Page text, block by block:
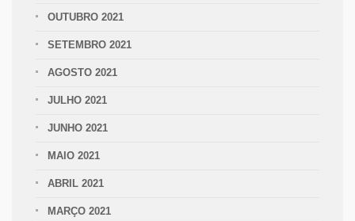
OUTUBRO 2021
SETEMBRO 2021
AGOSTO 2021
JULHO 2021
JUNHO 2021
MAIO 2021
ABRIL 2021
MARÇO 2021